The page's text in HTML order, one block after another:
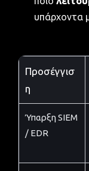
υπάρχοντα
Προσέγγισ
η
Ύπαρξη SIEM
/ EDR